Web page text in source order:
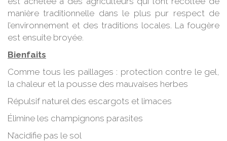
manière traditionnelle dans le plus pur respect de
l’environnement et des traditions locales. La fougère
est ensuite broyée.
Bienfaits
Comme tous les paillages : protection contre le gel,
la chaleur et la pousse des mauvaises herbes
Répulsif naturel des escargots et limaces
Élimine les champignons parasites
N’acidifie pas le sol